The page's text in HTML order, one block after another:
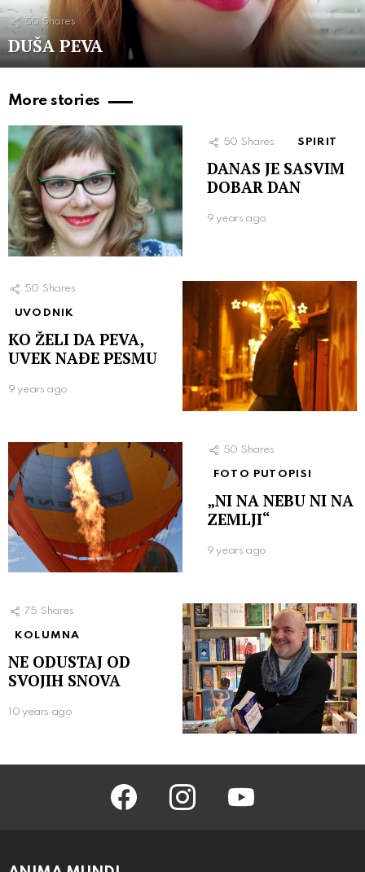
50 Shares
DUŠA PEVA
More stories
50 Shares SPIRIT
DANAS JE SASVIM
DOBAR DAN
9 years ago
50 Shares
UVODNIK
KO ŽELI DA PEVA,
UVEK NAÐE PESMU
9 years ago
50 Shares
FOTO PUTOPISI
„NI NA NEBU NI NA
ZEMLJI“
9 years ago
75 Shares
KOLUMNA
NE ODUSTAJ OD
SVOJIH SNOVA
10 years ago
facebook instagram